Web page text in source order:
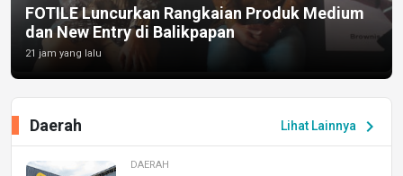
FOTILE Luncurkan Rangkaian Produk Medium
dan New Entry di Balikpapan
21 jam yang lalu
Lihat Lainnya chevron_right
Daerah
DAERAH